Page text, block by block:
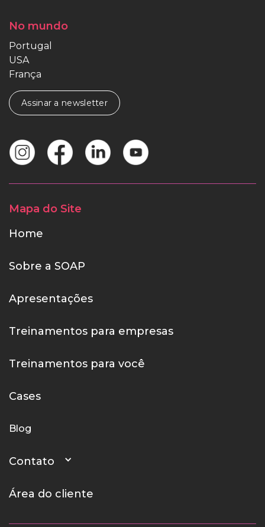
No mundo
Portugal
USA
França
Assinar a newsletter
Mapa do Site
Home
Sobre a SOAP
Apresentações
Treinamentos para empresas
Treinamentos para você
Cases
Blog
Contato
Área do cliente